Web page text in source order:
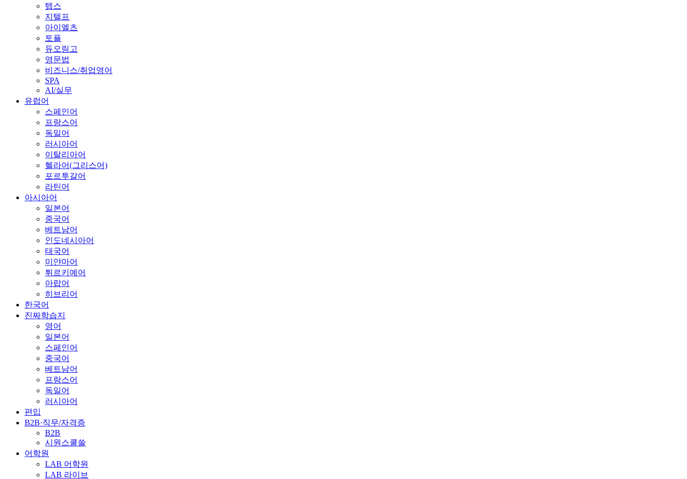
텝스
지텔프
아이엘츠
토플
듀오링고
영문법
비즈니스/취업영어
SPA
AI/실무
유럽어
스페인어
프랑스어
독일어
러시아어
이탈리아어
헬라어(그리스어)
포르투갈어
라틴어
아시아어
일본어
중국어
베트남어
인도네시아어
태국어
미얀마어
튀르키예어
아랍어
히브리어
한국어
진짜학습지
영어
일본어
스페인어
중국어
베트남어
프랑스어
독일어
러시아어
편입
B2B·직무/자격증
B2B
시원스쿨쓸
어학원
LAB 어학원
LAB 라이브